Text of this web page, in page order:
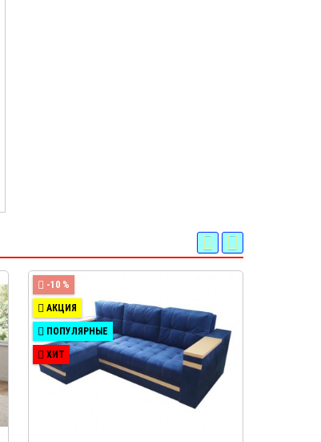
-10 %
АКЦИЯ
ПОПУЛЯРНЫЕ
ХИТ